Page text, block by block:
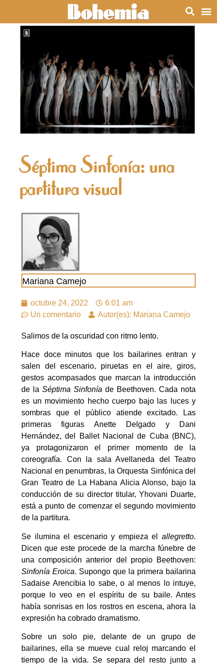
Séptima Sinfonía: una
partitura visual
Mariana Camejo
octubre 24, 2022
6:01 am
Un comentario
Autor(es): Mariana Camejo
Salimos de la oscuridad con ritmo lento.
Hace doce minutos que los bailarines entran y
salen del escenario, piruetas en el aire, giros,
gestos acompasados que marcan la introducción
de la Séptima Sinfonía de Beethoven. Cada nota
es un movimiento hecho cuerpo bajo las luces y
sombras que el público atiende excitado. Las
primeras figuras Anette Delgado y Dani
Hernández, del Ballet Nacional de Cuba (BNC),
ya protagonizaron el primer momento de la
coreografía. Con la sala Avellaneda del Teatro
Nacional en penumbras, la Orquesta Sinfónica del
Gran Teatro de La Habana Alicia Alonso, bajo la
conducción de su director titular, Yhovani Duarte,
está a punto de comenzar el segundo movimiento
de la partitura.
Se ilumina el escenario y empieza el allegretto.
Dicen que este procede de la marcha fúnebre de
una composición anterior del propio Beethoven:
Sinfonía Eroica. Supongo que la primera bailarina
Sadaise Arencibia lo sabe, o al menos lo intuye,
porque lo veo en el espíritu de su baile. Antes
había sonrisas en los rostros en escena, ahora la
expresión ha cobrado dramatismo.
Sobre un solo pie, delante de un grupo de
bailarines, ella se mueve cual reloj marcando el
tiempo de la vida. Se separa del resto junto a